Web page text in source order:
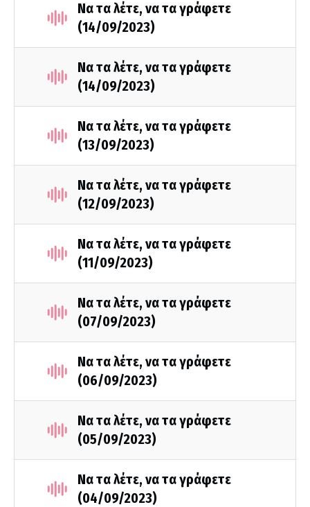
Να τα λέτε, να τα γράφετε
(14/09/2023)
Να τα λέτε, να τα γράφετε
(14/09/2023)
Να τα λέτε, να τα γράφετε
(13/09/2023)
Να τα λέτε, να τα γράφετε
(12/09/2023)
Να τα λέτε, να τα γράφετε
(11/09/2023)
Να τα λέτε, να τα γράφετε
(07/09/2023)
Να τα λέτε, να τα γράφετε
(06/09/2023)
Να τα λέτε, να τα γράφετε
(05/09/2023)
Να τα λέτε, να τα γράφετε
(04/09/2023)